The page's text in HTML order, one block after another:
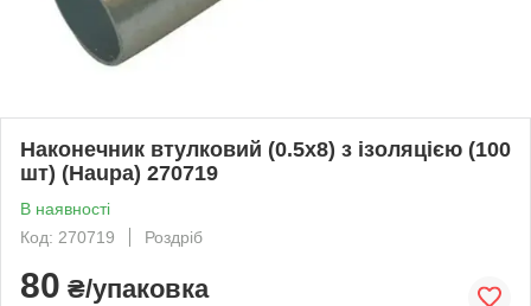
Наконечник втулковий (0.5х8) з ізоляцією (100
шт) (Haupa) 270719
В наявності
Код: 270719
Роздріб
80 ₴/упаковка